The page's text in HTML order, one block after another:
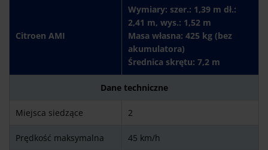
Citroen AMI
Wymiary: szer.: 1,39 m dł.:
2,41 m, wys.: 1,52 m
Masa własna: 425 kg (bez
akumulatora)
Średnica skrętu: 7,2 m
Dane techniczne
Miejsca siedzące 2
Prędkość maksymalna 45 km/h